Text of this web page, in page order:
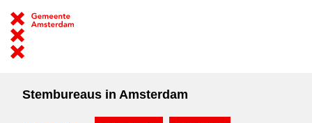
Stembureaus in Amsterdam